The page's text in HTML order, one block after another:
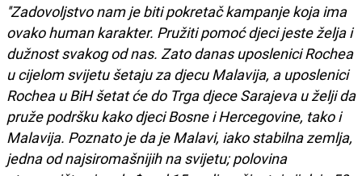
''Zadovoljstvo nam je biti pokretač kampanje koja ima
ovako human karakter. Pružiti pomoć djeci jeste želja i
dužnost svakog od nas. Zato danas uposlenici Rochea
u cijelom svijetu šetaju za djecu Malavija, a uposlenici
Rochea u BiH šetat će do Trga djece Sarajeva u želji da
pruže podršku kako djeci Bosne i Hercegovine, tako i
Malavija. Poznato je da je Malavi, iako stabilna zemlja,
jedna od najsiromašnijih na svijetu; polovina